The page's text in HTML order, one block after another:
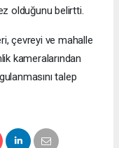
olduğunu belirtti.
çevreyi ve mahalle
kameralarından
talep